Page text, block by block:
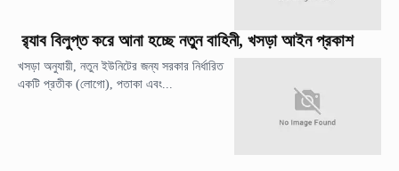
র‍্যাব বিলুপ্ত করে আনা হচ্ছে নতুন বাহিনী, খসড়া আইন প্রকাশ
খসড়া অনুযায়ী, নতুন ইউনিটের জন্য সরকার নির্ধারিত
একটি প্রতীক (লোগো), পতাকা এবং...